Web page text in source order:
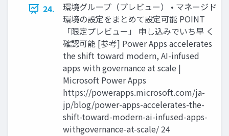
24.
環境グループ（プレビュー） • マネージド
環境の設定をまとめて設定可能 POINT
「限定プレビュー」 申し込みでいち早 く
確認可能 [参考] Power Apps accelerates
the shift toward modern, AI-infused
apps with governance at scale |
Microsoft Power Apps
https://powerapps.microsoft.com/ja-
jp/blog/power-apps-accelerates-the-
shift-toward-modern-ai-infused-apps-
withgovernance-at-scale/ 24